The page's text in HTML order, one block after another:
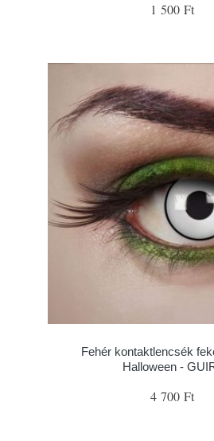
1 500 Ft
Fehér kontaktlencsék
Halloween -
4 700 Ft